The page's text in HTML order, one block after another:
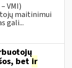
VMI)
maitinimui
gali...
bet ir